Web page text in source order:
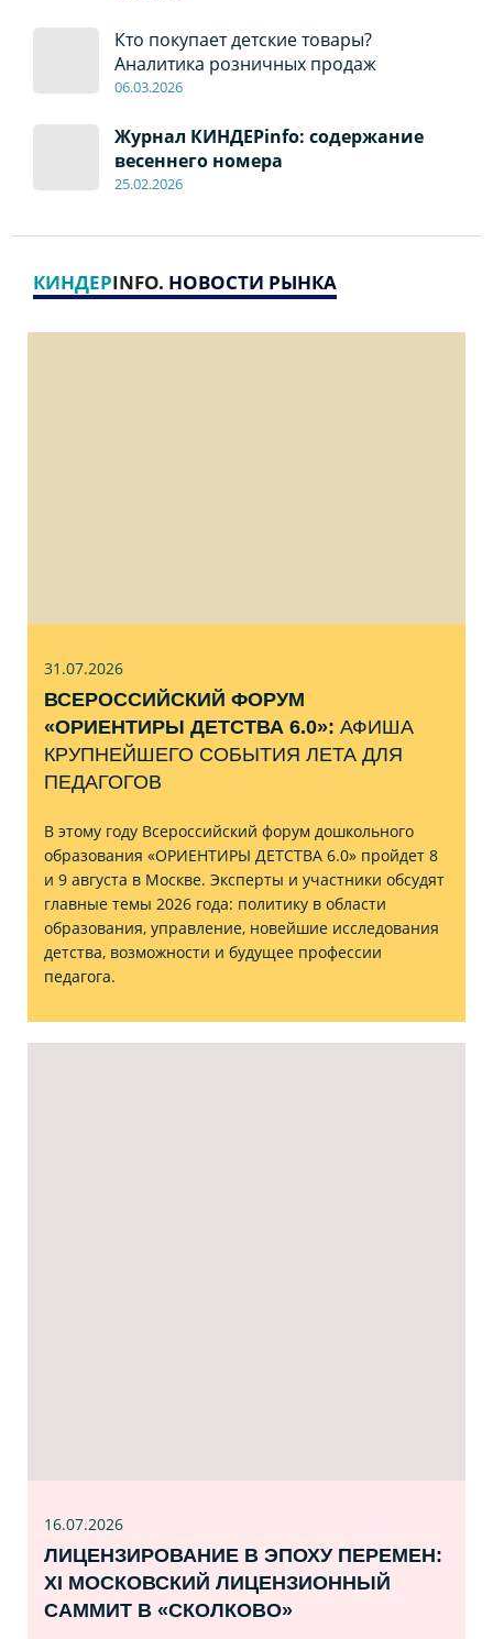
Кто покупает детские товары?
Аналитика розничных продаж
06.03.2026
Журнал КИНДЕРinfo: содержание
весеннего номера
25.02.2026
КИНДЕРINFO. НОВОСТИ РЫНКА
31.07.2026
ВСЕРОССИЙСКИЙ ФОРУМ
«ОРИЕНТИРЫ ДЕТСТВА 6.0»: АФИША
КРУПНЕЙШЕГО СОБЫТИЯ ЛЕТА ДЛЯ
ПЕДАГОГОВ
В этому году Всероссийский форум дошкольного
образования «ОРИЕНТИРЫ ДЕТСТВА 6.0» пройдет 8
и 9 августа в Москве. Эксперты и участники обсудят
главные темы 2026 года: политику в области
образования, управление, новейшие исследования
детства, возможности и будущее профессии
педагога.
16.07.2026
ЛИЦЕНЗИРОВАНИЕ В ЭПОХУ ПЕРЕМЕН:
XI МОСКОВСКИЙ ЛИЦЕНЗИОННЫЙ
САММИТ В «СКОЛКОВО»